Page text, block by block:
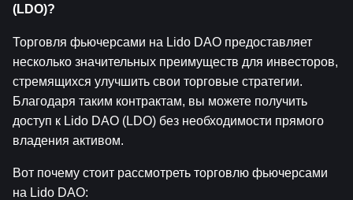
(LDO)?
Торговля фьючерсами на Lido DAO предоставляет
несколько значительных преимуществ для инвесторов,
стремящихся улучшить свои торговые стратегии.
Благодаря таким контрактам, вы можете получить
доступ к Lido DAO (LDO) без необходимости прямого
владения активом.
Вот почему стоит рассмотреть торговлю фьючерсами
на Lido DAO: